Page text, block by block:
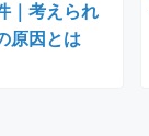
｜考えられ
原因とは